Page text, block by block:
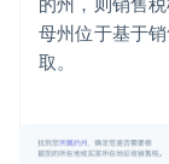
母州位于基于
取。